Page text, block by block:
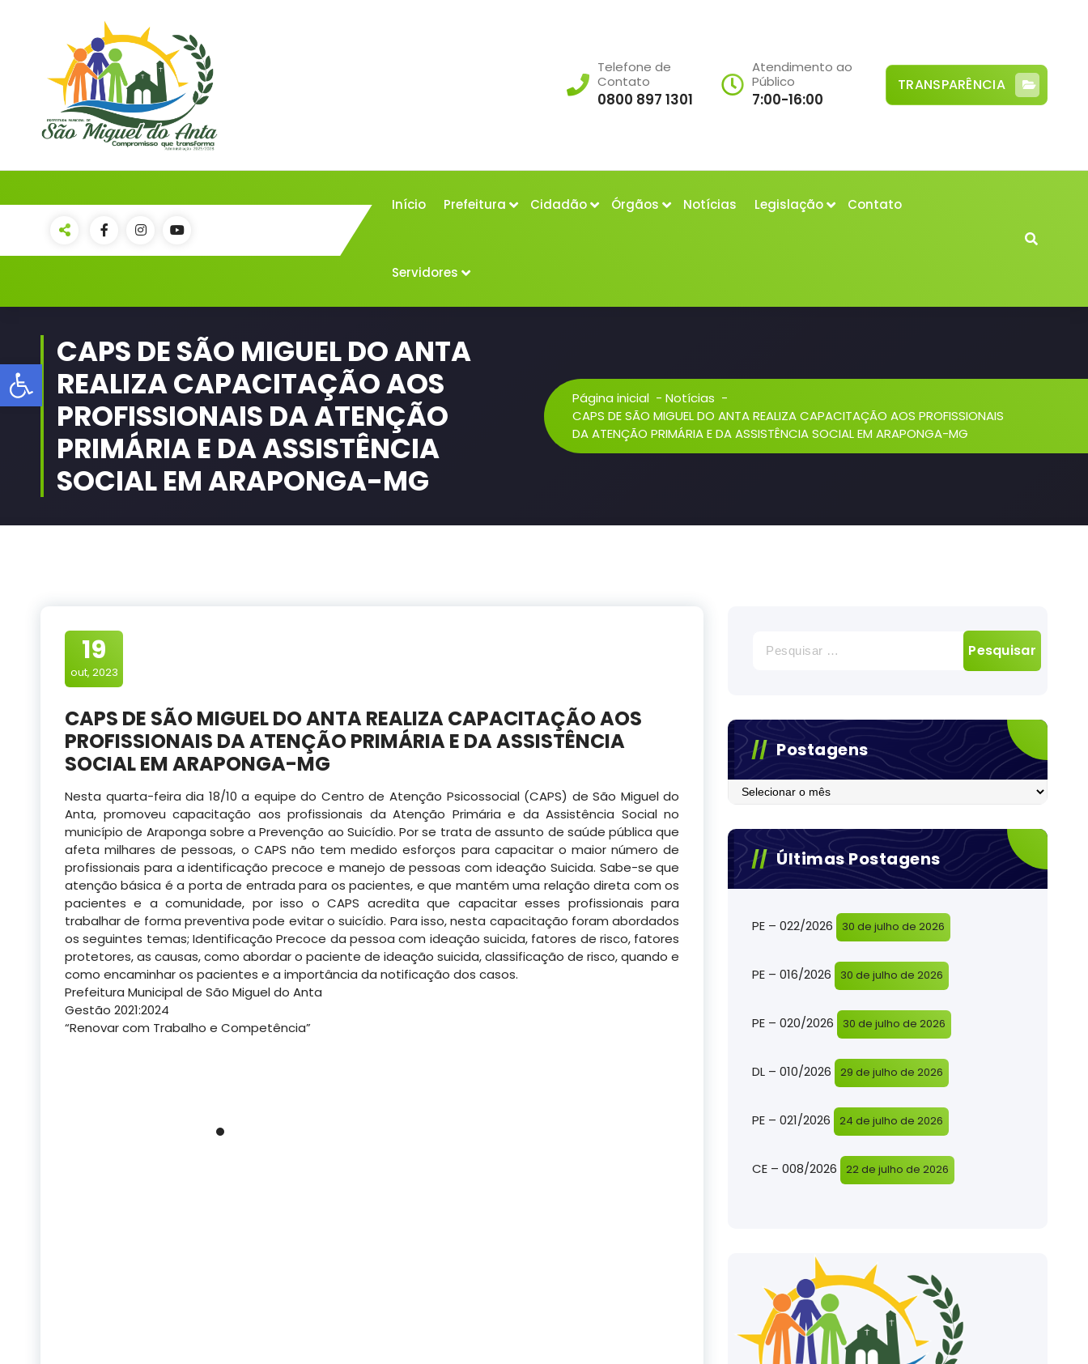
Barra de Ferramentas Aberta
Telefone de
Contato
0800 897 1301
Atendimento ao
Público
7:00-16:00
TRANSPARÊNCIA
Início Prefeitura Cidadão Órgãos Notícias Legislação Contato
Servidores
CAPS DE SÃO MIGUEL DO ANTA
REALIZA CAPACITAÇÃO AOS
PROFISSIONAIS DA ATENÇÃO
PRIMÁRIA E DA ASSISTÊNCIA
SOCIAL EM ARAPONGA-MG
Página inicial - Notícias -
CAPS DE SÃO MIGUEL DO ANTA REALIZA CAPACITAÇÃO AOS PROFISSIONAIS
DA ATENÇÃO PRIMÁRIA E DA ASSISTÊNCIA SOCIAL EM ARAPONGA-MG
19
out, 2023
CAPS DE SÃO MIGUEL DO ANTA REALIZA CAPACITAÇÃO AOS
PROFISSIONAIS DA ATENÇÃO PRIMÁRIA E DA ASSISTÊNCIA
SOCIAL EM ARAPONGA-MG
Nesta quarta-feira dia 18/10 a equipe do Centro de Atenção Psicossocial (CAPS) de São Miguel do
Anta, promoveu capacitação aos profissionais da Atenção Primária e da Assistência Social no
município de Araponga sobre a Prevenção ao Suicídio. Por se trata de assunto de saúde pública que
afeta milhares de pessoas, o CAPS não tem medido esforços para capacitar o maior número de
profissionais para a identificação precoce e manejo de pessoas com ideação Suicida. Sabe-se que
atenção básica é a porta de entrada para os pacientes, e que mantém uma relação direta com os
pacientes e a comunidade, por isso o CAPS acredita que capacitar esses profissionais para
trabalhar de forma preventiva pode evitar o suicídio. Para isso, nesta capacitação foram abordados
os seguintes temas; Identificação Precoce da pessoa com ideação suicida, fatores de risco, fatores
protetores, as causas, como abordar o paciente de ideação suicida, classificação de risco, quando e
como encaminhar os pacientes e a importância da notificação dos casos.
Prefeitura Municipal de São Miguel do Anta
Gestão 2021:2024
“Renovar com Trabalho e Competência”
por:
Postagens
Postagens
Últimas Postagens
PE – 022/2026 30 de julho de 2026
PE – 016/2026 30 de julho de 2026
PE – 020/2026 30 de julho de 2026
DL – 010/2026 29 de julho de 2026
PE – 021/2026 24 de julho de 2026
CE – 008/2026 22 de julho de 2026